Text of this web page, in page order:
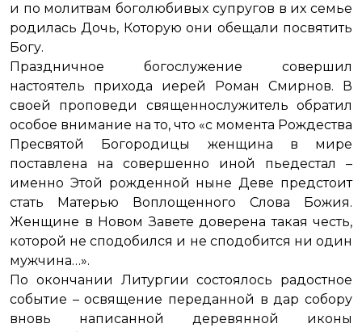
и по молитвам боголюбивых супругов в их семье
родилась Дочь, Которую они обещали посвятить
Богу.
Праздничное богослужение совершил
настоятель прихода иерей Роман Смирнов. В
своей проповеди священнослужитель обратил
особое внимание на то, что «с момента Рождества
Пресвятой Богородицы женщина в мире
поставлена на совершенно иной пьедестал –
именно Этой рожденной ныне Деве предстоит
стать Матерью Воплощенного Слова Божия.
Женщине в Новом Завете доверена такая честь,
которой не сподобился и не сподобится ни один
мужчина…».
По окончании Литургии состоялось радостное
событие – освящение переданной в дар собору
вновь написанной деревянной иконы